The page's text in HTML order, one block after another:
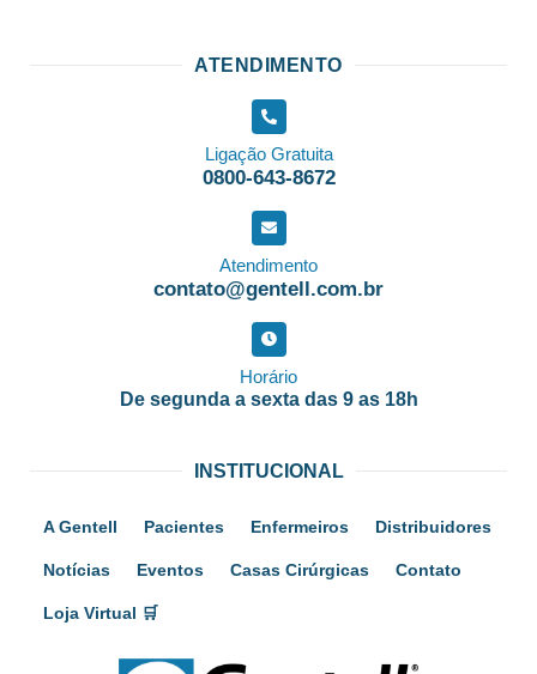
ATENDIMENTO
Ligação Gratuita
0800-643-8672
Atendimento
contato@gentell.com.br
Horário
De segunda a sexta das 9 as 18h
INSTITUCIONAL
A Gentell Pacientes Enfermeiros Distribuidores
Notícias Eventos Casas Cirúrgicas Contato
Loja Virtual 🛒